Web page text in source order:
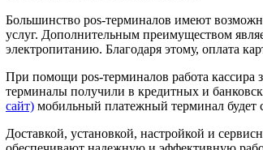
Большинство pos-терминалов имеют
услуг. Дополнительным преимуществом
электропитанию. Благодаря этому, оплата
При помощи pos-терминалов работа кассира
терминалы получили в кредитных и
сайт) мобильный платежный терминал будет
Доставкой, установкой, настройкой и